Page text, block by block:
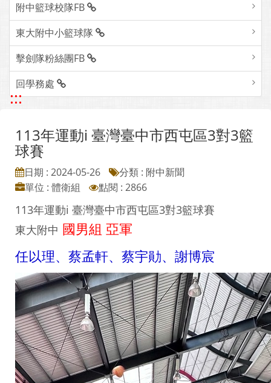
附中籃球校隊FB
東大附中小籃球隊
擊劍隊粉絲團FB
回學務處
:::
113年運動i 臺灣臺中市西屯區3對3籃
球賽
日期 : 2024-05-26
分類 : 附中新聞
單位 : 體衛組
點閱 : 2866
113年運動i 臺灣臺中市西屯區3對3籃球賽
東大附中 國男組 亞軍
任以理、蔡孟軒、蔡宇勛、謝博宸